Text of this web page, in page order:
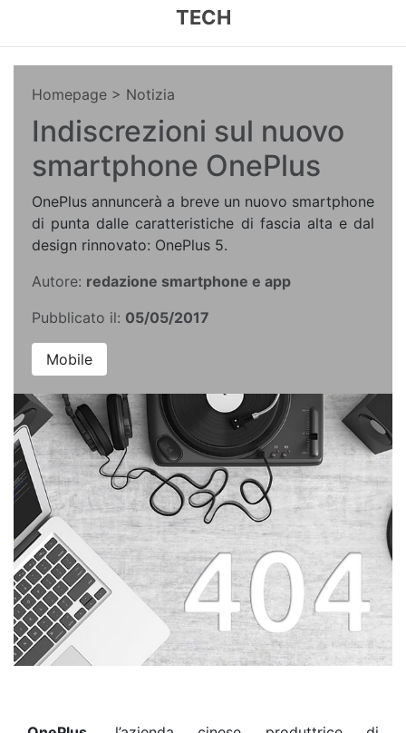
TECH
Homepage > Notizia
Indiscrezioni sul nuovo
smartphone OnePlus
OnePlus annuncerà a breve un nuovo smartphone
di punta dalle caratteristiche di fascia alta e dal
design rinnovato: OnePlus 5.
Autore: redazione smartphone e app
Pubblicato il: 05/05/2017
Mobile